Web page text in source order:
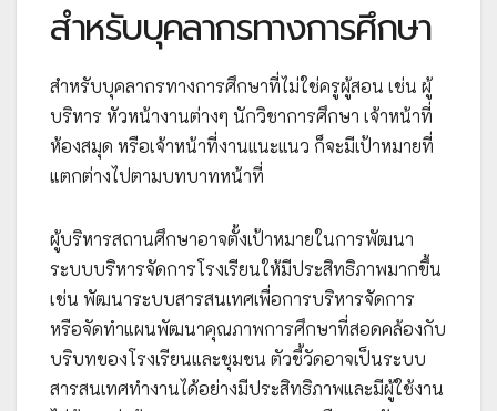
สำหรับบุคลากรทางการศึกษา
สำหรับบุคลากรทางการศึกษาที่ไม่ใช่ครูผู้สอน เช่น ผู้
บริหาร หัวหน้างานต่างๆ นักวิชาการศึกษา เจ้าหน้าที่
ห้องสมุด หรือเจ้าหน้าที่งานแนะแนว ก็จะมีเป้าหมายที่
แตกต่างไปตามบทบาทหน้าที่
ผู้บริหารสถานศึกษาอาจตั้งเป้าหมายในการพัฒนา
ระบบบริหารจัดการโรงเรียนให้มีประสิทธิภาพมากขึ้น
เช่น พัฒนาระบบสารสนเทศเพื่อการบริหารจัดการ
หรือจัดทำแผนพัฒนาคุณภาพการศึกษาที่สอดคล้องกับ
บริบทของโรงเรียนและชุมชน ตัวชี้วัดอาจเป็นระบบ
สารสนเทศทำงานได้อย่างมีประสิทธิภาพและมีผู้ใช้งาน